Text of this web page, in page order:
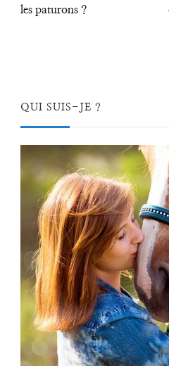
les paturons ?
QUI SUIS-JE ?